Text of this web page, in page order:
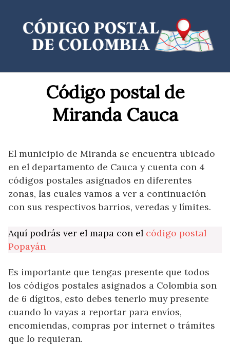
contenido
Código postal de
Miranda Cauca
El municipio de Miranda se encuentra ubicado
en el departamento de Cauca y cuenta con 4
códigos postales asignados en diferentes
zonas, las cuales vamos a ver a continuación
con sus respectivos barrios, veredas y límites.
Aquí podrás ver el mapa con el código postal
Popayán
Es importante que tengas presente que todos
los códigos postales asignados a Colombia son
de 6 dígitos, esto debes tenerlo muy presente
cuando lo vayas a reportar para envíos,
encomiendas, compras por internet o trámites
que lo requieran.